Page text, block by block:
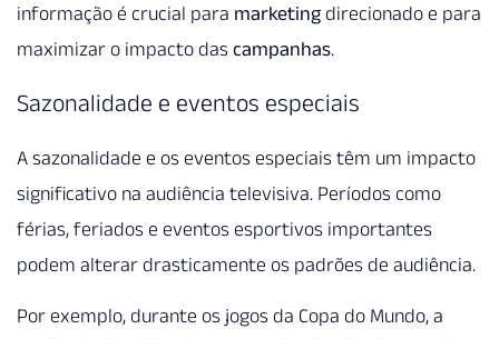
informação é crucial para marketingdirecionado e para
maximizar o impacto das campanhas.
Sazonalidade e eventos especiais
A sazonalidade e os eventos especiais têm um impacto
significativo na audiência televisiva. Períodos como
férias, feriados e eventos esportivos importantes
podem alterar drasticamente os padrões de audiência.
Por exemplo, durante os jogos da Copa do Mundo, a